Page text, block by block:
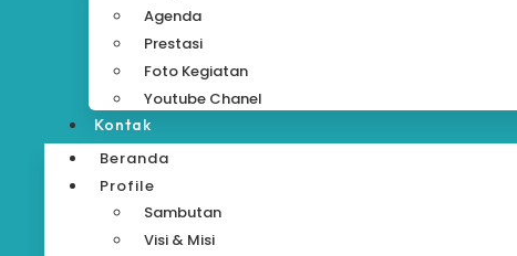
Agenda
Prestasi
Foto Kegiatan
Youtube Chanel
Kontak
Beranda
Profile
Sambutan
Visi & Misi